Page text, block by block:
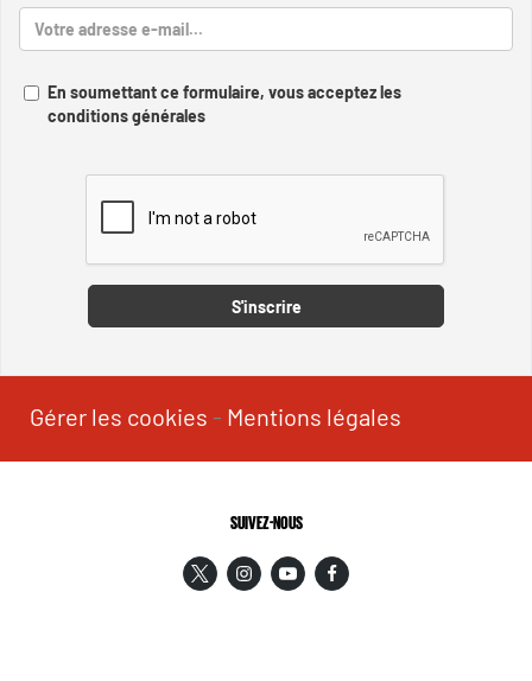
En soumettant ce formulaire, vous acceptez les
conditions générales
S'inscrire
Gérer les cookies - Mentions légales
SUIVEZ-NOUS